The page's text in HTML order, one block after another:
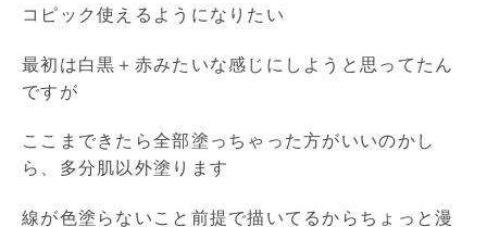
コピック使えるようになりたい
最初は白黒＋赤みたいな感じにしようと思ってたん
ですが
ここまできたら全部塗っちゃった方がいいのかし
ら、多分肌以外塗ります
線が色塗らないこと前提で描いてるからちょっと漫